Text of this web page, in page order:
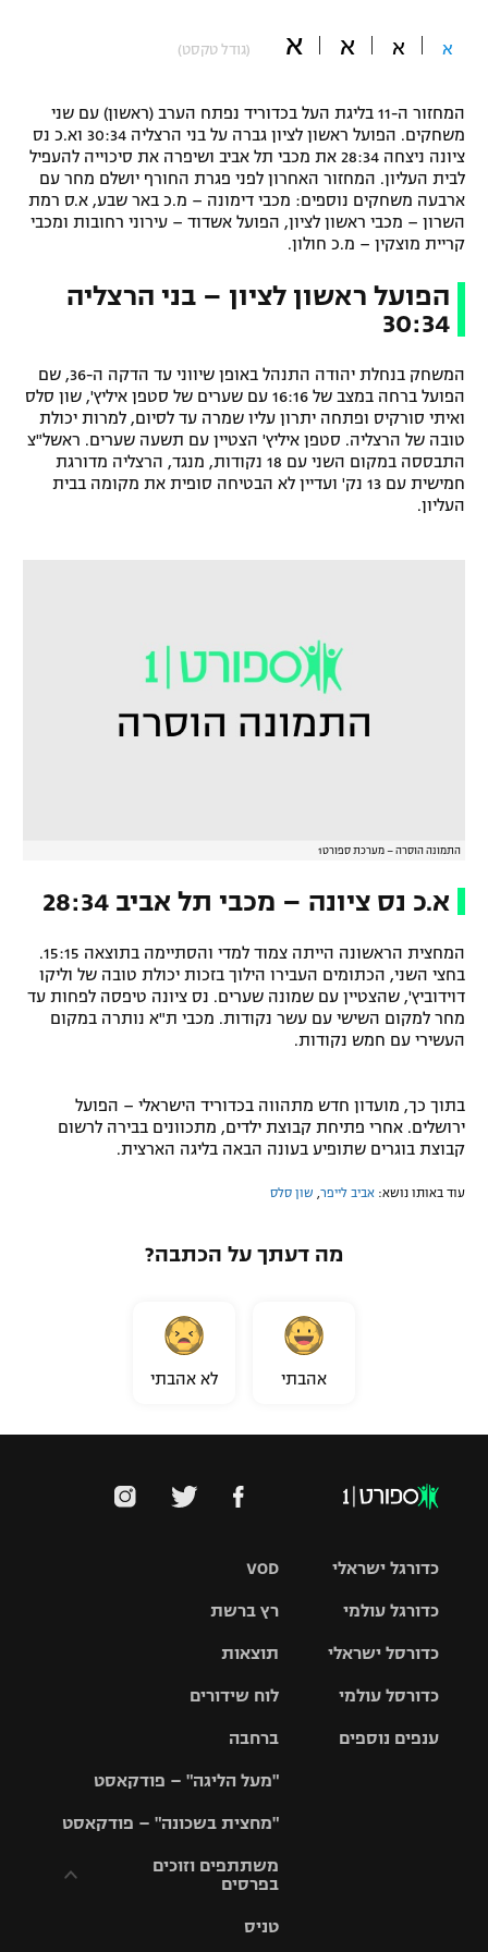
משתתפים וזוכים בפרסים
תקנון משתתפים וזוכים בפרסים
תקנון עבור פעילות אלקטרה
טניס
גיימינג E-Sports
תנאי שימוש
מדיניות פרטיות
תקנון פעילות ספורט 1
רשיון להקרנה פומבית לבית עסק
אופניים
כדורמים
פוטבול אמריקאי NFL
בייסבול MLB
ספורט אתגרי ואקסטרים
גיימינג E-Sports
א א א א (גודל טקסט)
המחזור ה-11 בליגת העל בכדוריד נפתח הערב (ראשון) עם שני
משחקים. הפועל ראשון לציון גברה על בני הרצליה 30:34 וא.כ נס
ציונה ניצחה 28:34 את מכבי תל אביב ושיפרה את סיכוייה להעפיל
לבית העליון. המחזור האחרון לפני פגרת החורף יושלם מחר עם
ארבעה משחקים נוספים: מכבי דימונה – מ.כ באר שבע, א.ס רמת
השרון – מכבי ראשון לציון, הפועל אשדוד – עירוני רחובות ומכבי
קריית מוצקין – מ.כ חולון.
הפועל ראשון לציון – בני הרצליה
30:34
המשחק בנחלת יהודה התנהל באופן שיווני עד הדקה ה-36, שם
הפועל ברחה במצב של 16:16 עם שערים של סטפן איליץ', שון סלס
ואיתי סורקיס ופתחה יתרון עליו שמרה עד לסיום, למרות יכולת
טובה של הרצליה. סטפן איליץ' הצטיין עם תשעה שערים. ראשל"צ
התבססה במקום השני עם 18 נקודות, מנגד, הרצליה מדורגת
חמישית עם 13 נק' ועדיין לא הבטיחה סופית את מקומה בבית
העליון.
התמונה הוסרה – מערכת ספורט1
א.כ נס ציונה – מכבי תל אביב 28:34
המחצית הראשונה הייתה צמוד למדי והסתיימה בתוצאה 15:15.
בחצי השני, הכתומים העבירו הילוך בזכות יכולת טובה של וליקו
דוידוביץ', שהצטיין עם שמונה שערים. נס ציונה טיפסה לפחות עד
מחר למקום השישי עם עשר נקודות. מכבי ת"א נותרה במקום
העשירי עם חמש נקודות.
בתוך כך, מועדון חדש מתהווה בכדוריד הישראלי – הפועל
ירושלים. אחרי פתיחת קבוצת ילדים, מתכוונים בבירה לרשום
קבוצת בוגרים שתופיע בעונה הבאה בליגה הארצית.
עוד באותו נושא: אביב לייפר שון סלס
מה דעתך על הכתבה?
אהבתי לא אהבתי
VOD
רץ ברשת
תוצאות
לוח שידורים
ברחבה
"מעל הליגה" – פודקאסט
"מחצית בשכונה" – פודקאסט
משתתפים וזוכים
בפרסים
טניס
כדורגל ישראלי
גביע הטוטו
כדורגל עולמי
האלופות
ליגה
כדורסל ישראלי
סל
כדורסל עולמי
ענפים נוספים